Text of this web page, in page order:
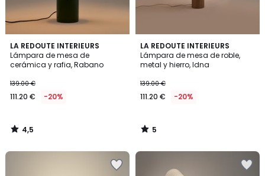
LA REDOUTE INTERIEURS
Lámpara de mesa de
cerámica y rafia, Rabano
139.00 €
111.20 € -20%
4,5
/ 5
4,5
/
LA REDOUTE INTERIEURS
Lámpara de mesa de roble,
metal y hierro, Idna
139.00 €
111.20 € -20%
5
/
5
5
/